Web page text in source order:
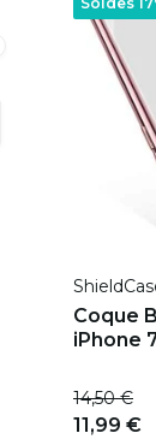
Coque
iPhone
14,50 €
11,99 €